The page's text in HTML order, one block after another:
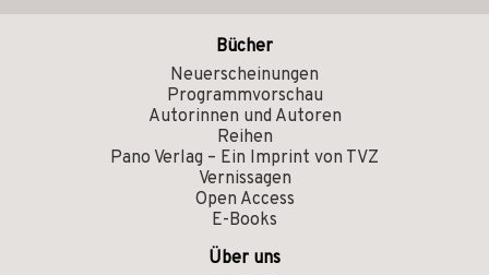
Bücher
Neuerscheinungen
Programmvorschau
Autorinnen und Autoren
Reihen
Pano Verlag – Ein Imprint von TVZ
Vernissagen
Open Access
E-Books
Über uns